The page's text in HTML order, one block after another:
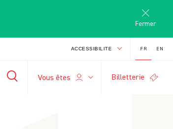
Fermer
ACCESSIBILITE
- +
FR EN
Vous êtes Billetterie